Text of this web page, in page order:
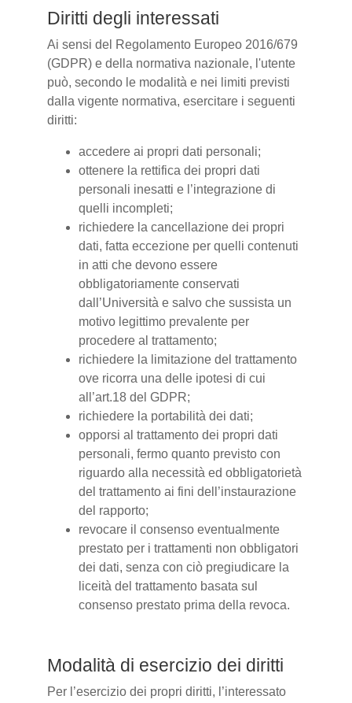
Diritti degli interessati
Ai sensi del Regolamento Europeo 2016/679
(GDPR) e della normativa nazionale, l'utente
può, secondo le modalità e nei limiti previsti
dalla vigente normativa, esercitare i seguenti
diritti:
accedere ai propri dati personali;
ottenere la rettifica dei propri dati
personali inesatti e l’integrazione di
quelli incompleti;
richiedere la cancellazione dei propri
dati, fatta eccezione per quelli contenuti
in atti che devono essere
obbligatoriamente conservati
dall’Università e salvo che sussista un
motivo legittimo prevalente per
procedere al trattamento;
richiedere la limitazione del trattamento
ove ricorra una delle ipotesi di cui
all’art.18 del GDPR;
richiedere la portabilità dei dati;
opporsi al trattamento dei propri dati
personali, fermo quanto previsto con
riguardo alla necessità ed obbligatorietà
del trattamento ai fini dell’instaurazione
del rapporto;
revocare il consenso eventualmente
prestato per i trattamenti non obbligatori
dei dati, senza con ciò pregiudicare la
liceità del trattamento basata sul
consenso prestato prima della revoca.
Modalità di esercizio dei diritti
Per l’esercizio dei propri diritti, l’interessato